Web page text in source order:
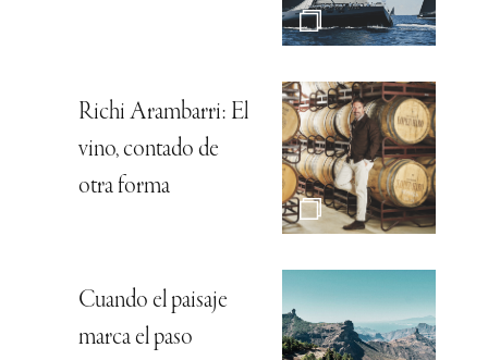
Richi Arambarri: El
vino, contado de
otra forma
Cuando el paisaje
marca el paso